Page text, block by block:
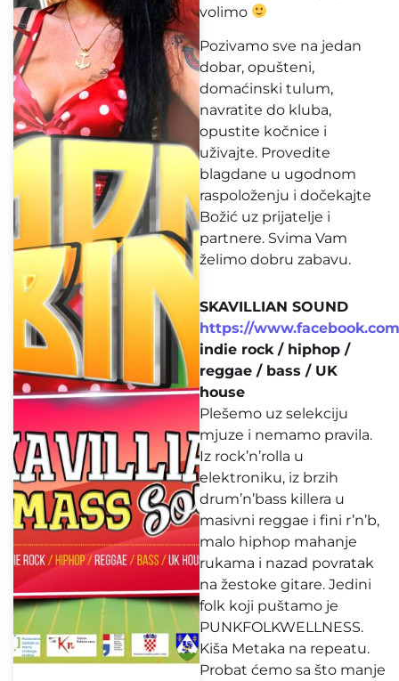
volimo
Pozivamo sve na jedan
dobar, opušteni,
domaćinski tulum,
navratite do kluba,
opustite kočnice i
uživajte. Provedite
blagdane u ugodnom
raspoloženju i dočekajte
Božić uz prijatelje i
partnere. Svima Vam
želimo dobru zabavu.
SKAVILLIAN SOUND
https://
indie rock / hiphop /
reggae / bass / UK
house
Plešemo uz selekciju
mjuze i nemamo pravila.
Iz rock’n’rolla u
elektroniku, iz brzih
drum’n’bass killera u
masivni reggae i fini r’n’b,
malo hiphop mahanje
rukama i nazad povratak
na žestoke gitare. Jedini
folk koji puštamo je
PUNKFOLKWELLNESS.
Kiša Metaka na repeatu.
Probat ćemo sa što manje